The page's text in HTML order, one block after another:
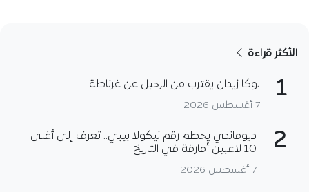
الأكثر قراءة
1 لوكا زيدان يقترب من الرحيل عن غرناطة
7 أغسطس 2026
2
ديوماندي يحطم رقم نيكولا بيبي.. تعرف إلى أغلى
10 لاعبين أفارقة في التاريخ
7 أغسطس 2026